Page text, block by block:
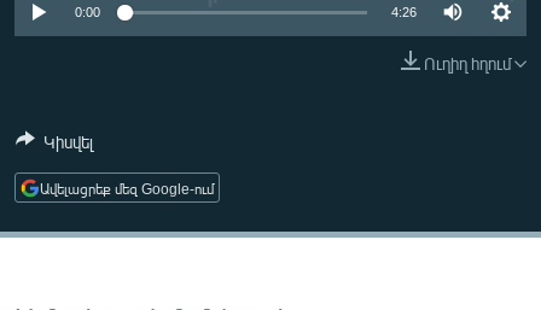
ՄԻՋԱԶԳԱՅԻՆ
ՄԵԿՆԱԲԱՆՈՒԹՅՈՒՆ
ՏՏ ԵՒ ԻՆՏԵՐՆԵՏ
0:00 4:26
Ուղիղ հղում
Կիսվել
Ավելացրեք մեզ Google-ում